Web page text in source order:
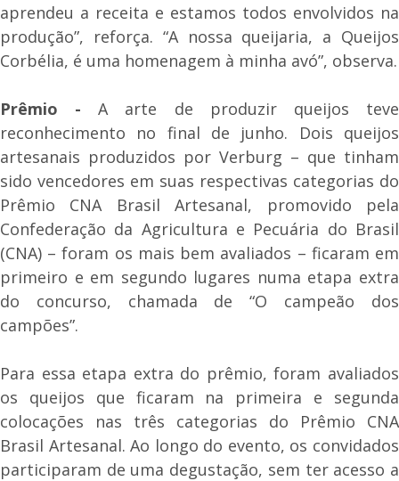
aprendeu a receita e estamos todos envolvidos na
produção”, reforça. “A nossa queijaria, a Queijos
Corbélia, é uma homenagem à minha avó”, observa.
Prêmio -A arte de produzir queijos teve
reconhecimento no final de junho. Dois queijos
artesanais produzidos por Verburg – que tinham
sido vencedores em suas respectivas categorias do
Prêmio CNA Brasil Artesanal, promovido pela
Confederação da Agricultura e Pecuária do Brasil
(CNA) – foram os mais bem avaliados – ficaram em
primeiro e em segundo lugares numa etapa extra
do concurso, chamada de “O campeão dos
campões”.
Para essa etapa extra do prêmio, foram avaliados
os queijos que ficaram na primeira e segunda
colocações nas três categorias do Prêmio CNA
Brasil Artesanal. Ao longo do evento, os convidados
participaram de uma degustação, sem ter acesso a